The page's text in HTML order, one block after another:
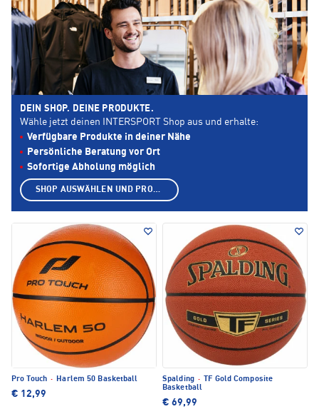
Pro Touch · Harlem 50 Basketball
€ 12,99
Spalding ·
TF Gold Composite
Basketball
€ 69,99
DEIN SHOP. DEINE PRODUKTE.
Wähle jetzt deinen INTERSPORT Shop aus und erhalte:
Verfügbare Produkte in deiner Nähe
Persönliche Beratung vor Ort
Sofortige Abholung möglich
SHOP AUSWÄHLEN UND PRODUKTE ANZEIGEN